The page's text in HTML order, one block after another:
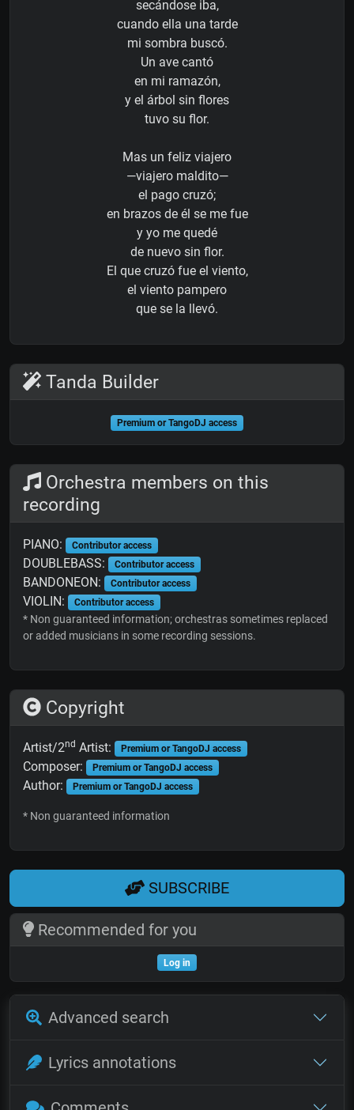
secándose iba,
cuando ella una tarde
mi sombra buscó.
Un ave cantó
en mi ramazón,
y el árbol sin flores
tuvo su flor.
Mas un feliz viajero
—viajero maldito—
el pago cruzó;
en brazos de él se me fue
y yo me quedé
de nuevo sin flor.
El que cruzó fue el viento,
el viento pampero
que se la llevó.
Tanda Builder
Premium or TangoDJ access
Orchestra members on this
recording
PIANO: Contributor access
DOUBLEBASS: Contributor access
BANDONEON: Contributor access
VIOLIN: Contributor access
* Non guaranteed information; orchestras sometimes replaced
or added musicians in some recording sessions.
Copyright
Artist/2nd Artist: Premium or TangoDJ access
Composer: Premium or TangoDJ access
Author: Premium or TangoDJ access
* Non guaranteed information
SUBSCRIBE
Recommended for you
Log in
Advanced search
Lyrics annotations